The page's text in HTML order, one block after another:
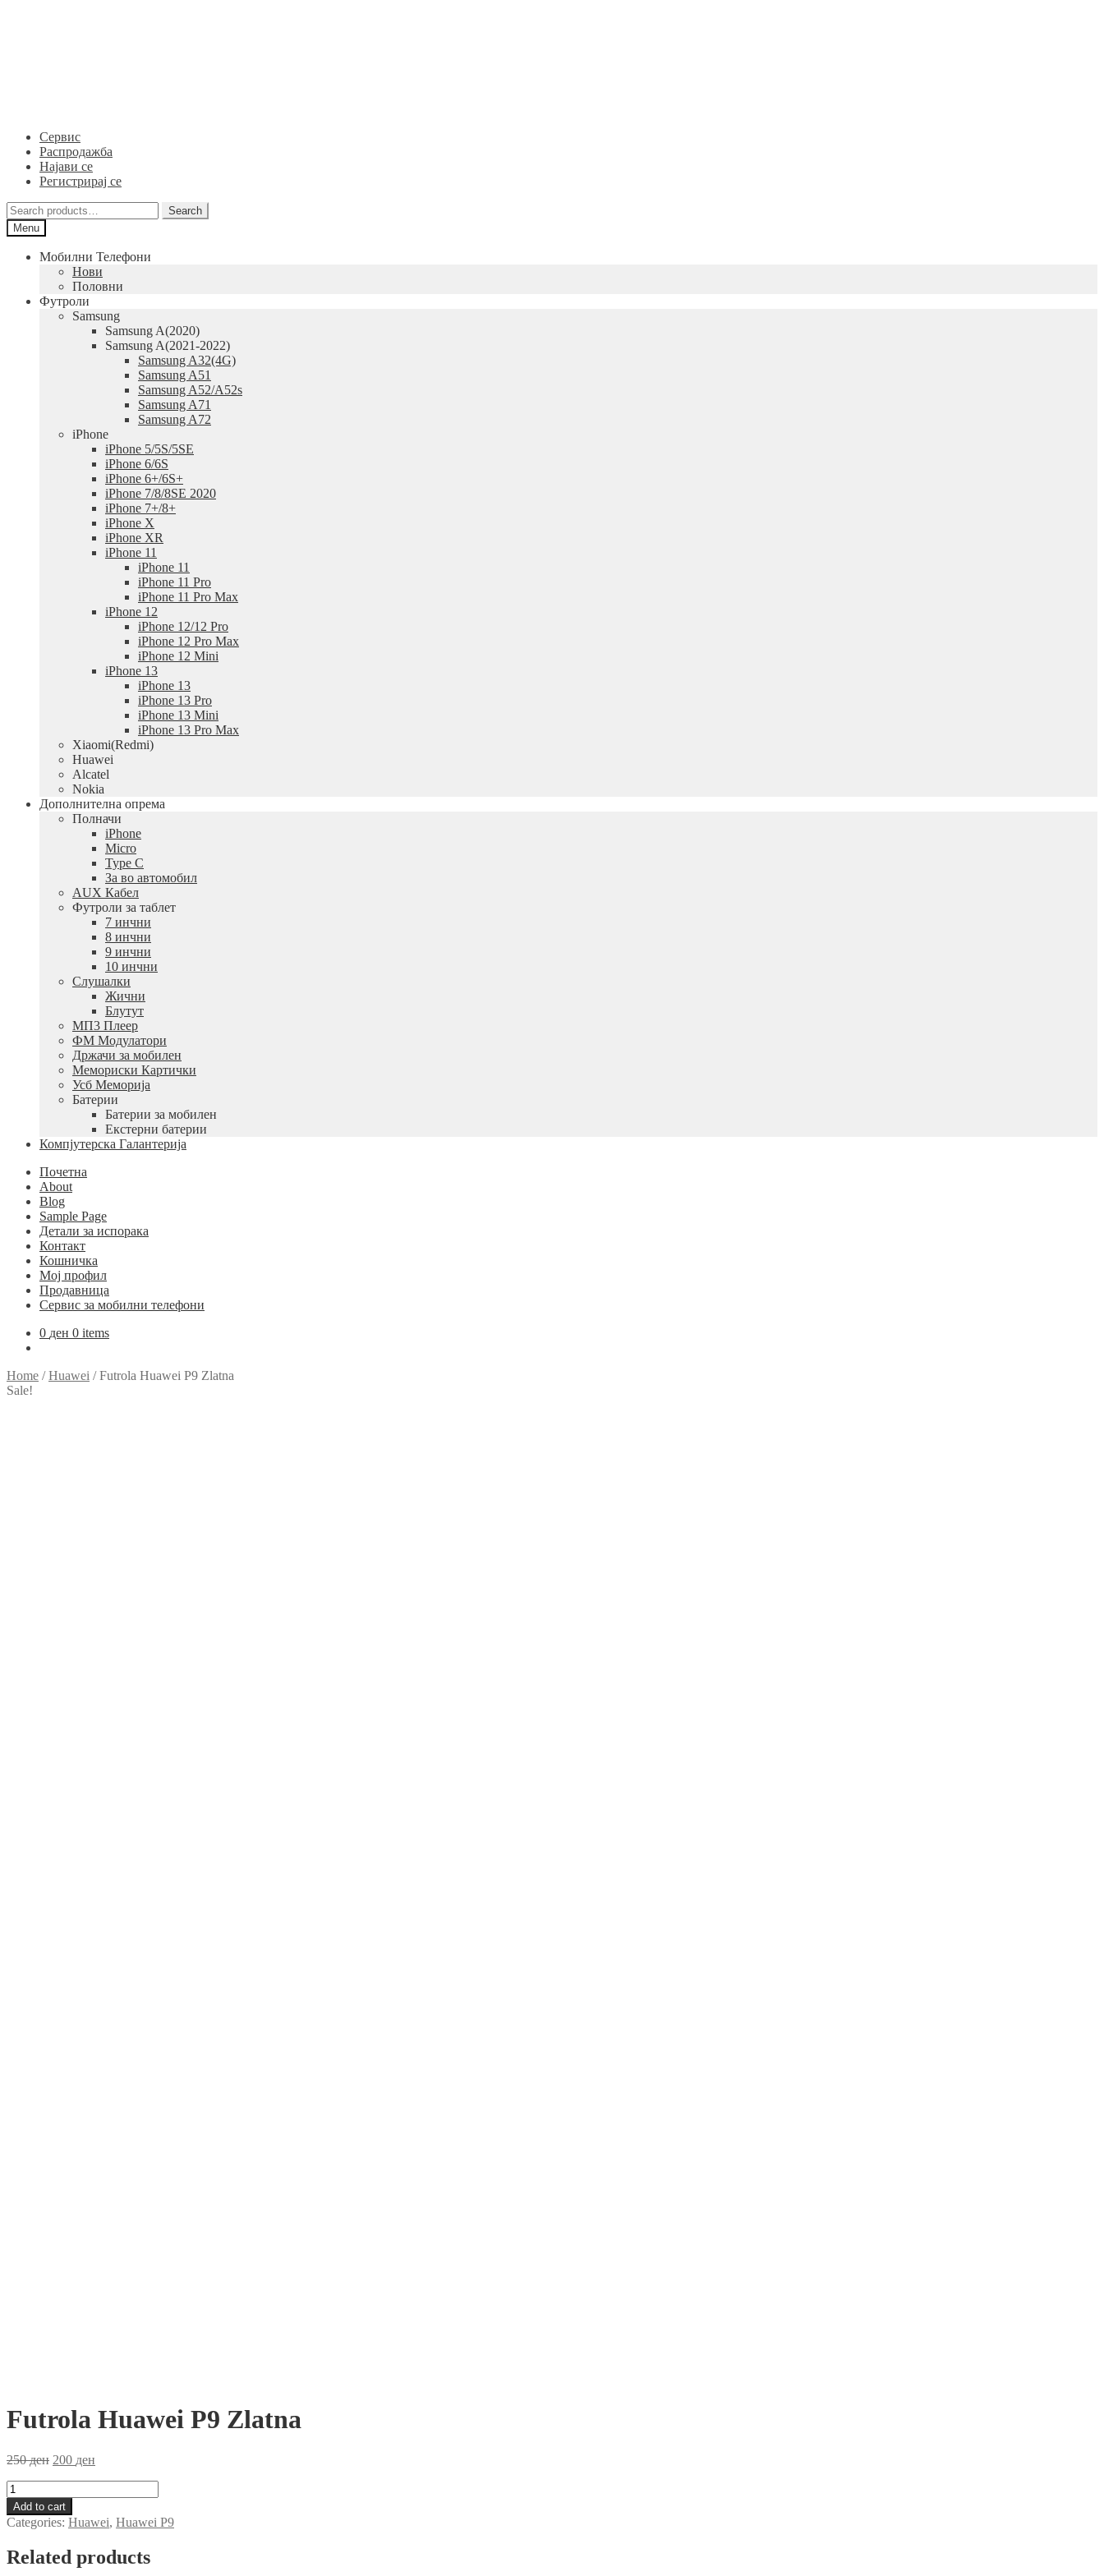
Сервис
Распродажба
Најави се
Регистрирај се
Search
for:
Search
Menu
Мобилни Телефони
Нови
Половни
Футроли
Samsung
Samsung A(2020)
Samsung A(2021-2022)
Samsung A32(4G)
Samsung A51
Samsung A52/A52s
Samsung A71
Samsung A72
iPhone
iPhone 5/5S/5SE
iPhone 6/6S
iPhone 6+/6S+
iPhone 7/8/8SE 2020
iPhone 7+/8+
iPhone X
iPhone XR
iPhone 11
iPhone 11
iPhone 11 Pro
iPhone 11 Pro Max
iPhone 12
iPhone 12/12 Pro
iPhone 12 Pro Max
iPhone 12 Mini
iPhone 13
iPhone 13
iPhone 13 Pro
iPhone 13 Mini
iPhone 13 Pro Max
Xiaomi(Redmi)
Huawei
Alcatel
Nokia
Дополнителна опрема
Полначи
iPhone
Micro
Type C
За во автомобил
AUX Кабел
Футроли за таблет
7 инчни
8 инчни
9 инчни
10 инчни
Слушалки
Жични
Блутут
МП3 Плеер
ФМ Модулатори
Држачи за мобилен
Мемориски Картички
Усб Меморија
Батерии
Батерии за мобилен
Екстерни батерии
Компјутерска Галантерија
Почетна
About
Blog
Sample Page
Детали за испорака
Контакт
Кошничка
Мој профил
Продавница
Сервис за мобилни телефони
0 ден 0 items
Home /Huawei /Futrola Huawei P9 Zlatna
Sale!
Futrola Huawei P9 Zlatna
250ден 200 ден
Futrola
Huawei
P9
Zlatna
Add to cart
Categories: Huawei, Huawei P9
Related products